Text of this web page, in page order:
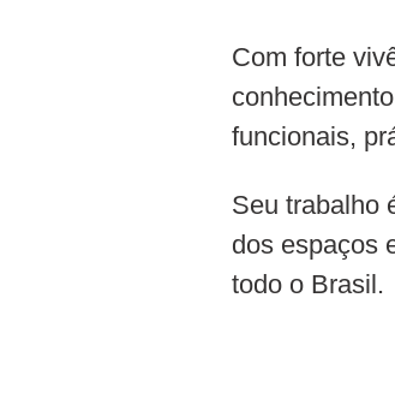
Com forte
funcionais,
Seu trabalho
dos espaços
todo o Brasil.